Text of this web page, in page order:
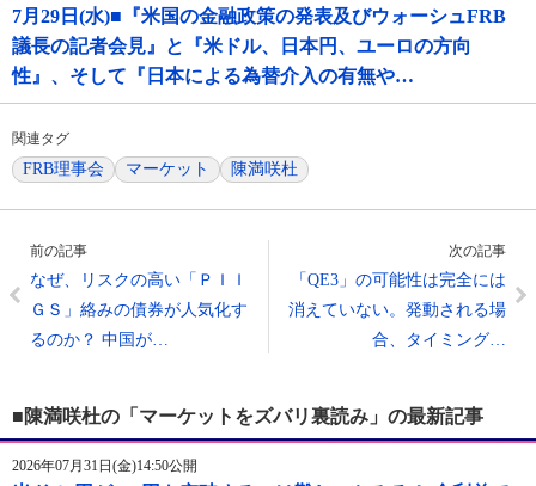
7月29日(水)■『米国の金融政策の発表及びウォーシュFRB
議長の記者会見』と『米ドル、日本円、ユーロの方向
性』、そして『日本による為替介入の有無や…
関連タグ
FRB理事会 マーケット 陳満咲杜
前の記事
なぜ、リスクの高い「ＰＩＩ
ＧＳ」絡みの債券が人気化す
るのか？ 中国が…
次の記事
「QE3」の可能性は完全には
消えていない。発動される場
合、タイミング…
■陳満咲杜の「マーケットをズバリ裏読み」の最新記事
2026年07月31日(金)14:50公開